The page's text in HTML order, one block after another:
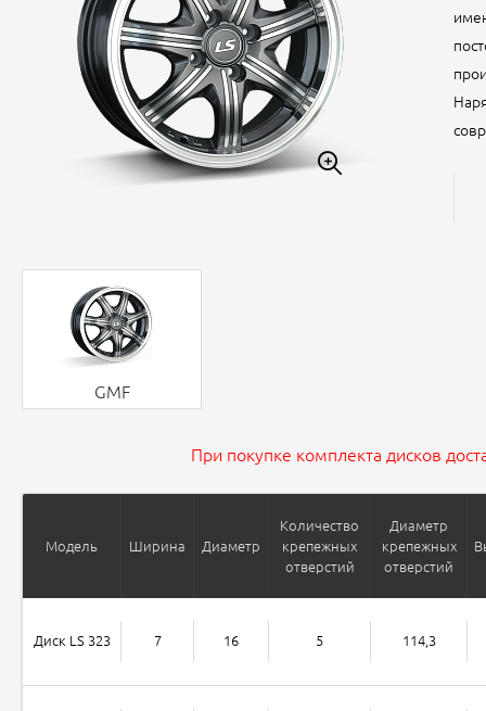
GMF
При покупке комплекта дисков
Модель Ширина Диаметр
Количество
крепежных
отверстий
Диаметр
крепежных
отверстий
Диск LS 323 7 16 5 114,3